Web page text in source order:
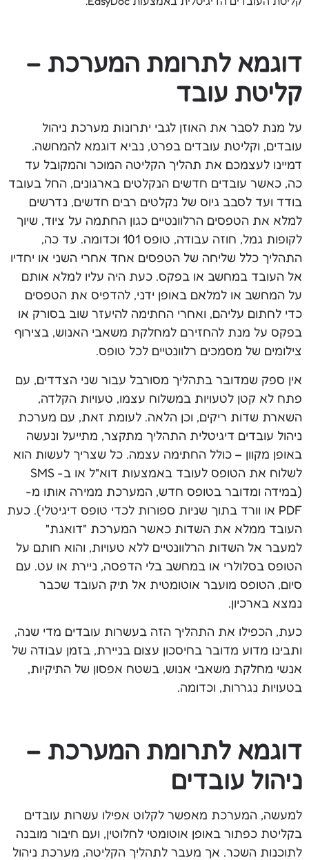
דוגמא לתרומת המערכת –
קליטת עובד
על מנת לסבר את האוזן לגבי יתרונות מערכת ניהול
עובדים, וקליטת עובדים בפרט, נביא דוגמא להמחשה.
דמיינו לעצמכם את תהליך הקליטה המוכר והמקובל עד
כה, כאשר עובדים חדשים הנקלטים בארגונים, החל בעובד
בודד ועד לסבב גיוס של נקלטים רבים חדשים, נדרשים
למלא את הטפסים הרלוונטיים כגון החתמה על ציוד, שיוך
לקופות גמל, חוזה עבודה, טופס 101 וכדומה. עד כה,
התהליך כלל שליחה של הטפסים אחד אחרי השני או יחדיו
אל העובד במחשב או בפקס. כעת היה עליו למלא אותם
על המחשב או למלאם באופן ידני, להדפיס את הטפסים
כדי לחתום עליהם, ואחרי החתימה להיעזר שוב בסורק או
בפקס על מנת להחזירם למחלקת משאבי האנוש, בצירוף
צילומים של מסמכים רלוונטיים לכל טופס.
אין ספק שמדובר בתהליך מסורבל עבור שני הצדדים, עם
פתח לא קטן לטעויות במשלוח עצמו, טעויות הקלדה,
השארת שדות ריקים, וכן הלאה. לעומת זאת, עם מערכת
ניהול עובדים דיגיטלית התהליך מתקצר, מתייעל ונעשה
באופן מקוון – כולל החתימה עצמה. כל שצריך לעשות הוא
לשלוח את הטופס לעובד באמצעות דוא"ל או ב- SMS
(במידה ומדובר בטופס חדש, המערכת ממירה אותו מ-
PDF או וורד בתוך שניות ספורות לכדי טופס דיגיטלי). כעת
העובד ממלא את השדות כאשר המערכת "דואגת"
למעבר אל השדות הרלוונטיים ללא טעויות, והוא חותם על
הטופס בסלולרי או במחשב בלי הדפסה, ניירת או עט. עם
סיום, הטופס מועבר אוטומטית אל תיק העובד שכבר
נמצא בארכיון.
כעת, הכפילו את התהליך הזה בעשרות עובדים מדי שנה,
ותבינו מדוע מדובר בחיסכון עצום בניירת, בזמן עבודה של
אנשי מחלקת משאבי אנוש, בשטח אפסון של התיקיות,
בטעויות נגררות, וכדומה.
דוגמא לתרומת המערכת –
ניהול עובדים
למעשה, המערכת מאפשר לקלוט אפילו עשרות עובדים
בקליטת כפתור באופן אוטומטי לחלוטין, ועם חיבור מובנה
לתוכנות השכר. אך מעבר לתהליך הקליטה, מערכת ניהול